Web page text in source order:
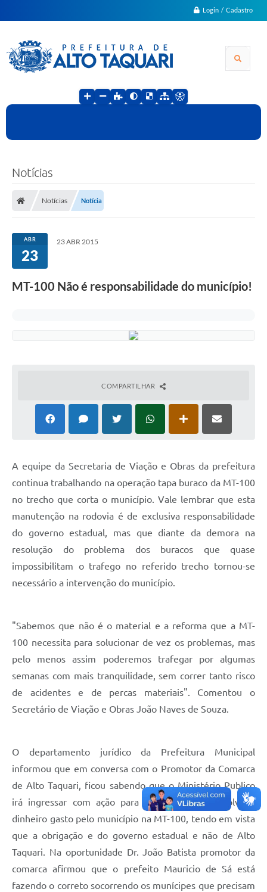
Login / Cadastro
Notícias
Notícias Notícia
ABR
23
23 ABR 2015
MT-100 Não é responsabilidade do município!
COMPARTILHAR
A equipe da Secretaria de Viação e Obras da prefeitura
continua trabalhando na operação tapa buraco da MT-100
no trecho que corta o município. Vale lembrar que esta
manutenção na rodovia é de exclusiva responsabilidade
do governo estadual, mas que diante da demora na
resolução do problema dos buracos que quase
impossibilitam o trafego no referido trecho tornou-se
necessário a intervenção do município.
"Sabemos que não é o material e a reforma que a MT-
100 necessita para solucionar de vez os problemas, mas
pelo menos assim poderemos trafegar por algumas
semanas com mais tranquilidade, sem correr tanto risco
de acidentes e de percas materiais". Comentou o
Secretário de Viação e Obras João Naves de Souza.
O departamento jurídico da Prefeitura Municipal
informou que em conversa com o Promotor da Comarca
de Alto Taquari, ficou sabendo que o Ministério Publico
irá ingressar com ação para que o estado devolva o
dinheiro gasto pelo município na MT-100, tendo em vista
que a obrigação e do governo estadual e não de Alto
Taquari. Na oportunidade Dr. João Batista promotor da
comarca afirmou que o prefeito Mauricio de Sá está
fazendo o correto socorrendo os munícipes que precisam